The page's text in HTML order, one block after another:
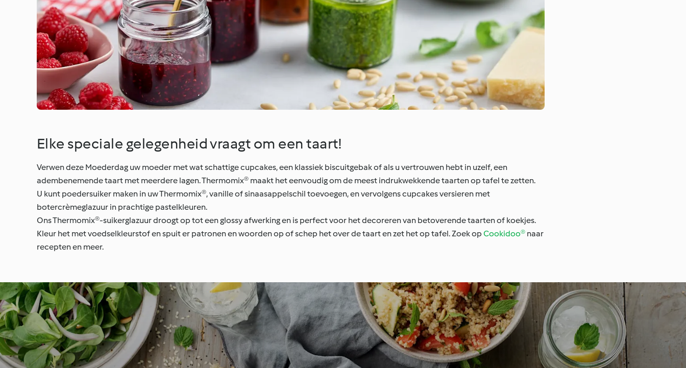
Elke speciale gelegenheid vraagt om een taart!
Verwen deze Moederdag uw moeder met wat schattige cupcakes, een klassiek biscuitgebak of als u vertrouwen hebt in uzelf, een
adembenemende taart met meerdere lagen. Thermomix® maakt het eenvoudig om de meest indrukwekkende taarten op tafel te zetten.
U kunt poedersuiker maken in uw Thermomix®, vanille of sinaasappelschil toevoegen, en vervolgens cupcakes versieren met
botercrèmeglazuur in prachtige pastelkleuren.
Ons Thermomix®-suikerglazuur droogt op tot een glossy afwerking en is perfect voor het decoreren van betoverende taarten of koekjes.
Kleur het met voedselkleurstof en spuit er patronen en woorden op of schep het over de taart en zet het op tafel. Zoek op Cookidoo® naar
recepten en meer.